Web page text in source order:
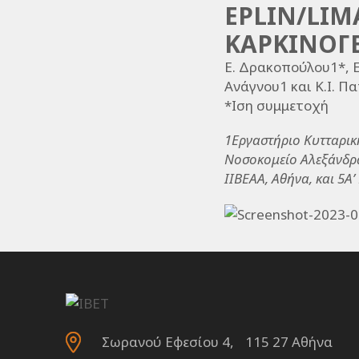
EPLIN/
Ε. Δρακοπούλου1*,
Ανάγνου1 και Κ.Ι.
*Ιση συμμετοχή
1Εργαστήριο
Νοσοκομείο
ΙΙΒΕΑΑ, Αθήνα, και
Σωρανού Εφεσίου 4, 115 27 Αθήνα